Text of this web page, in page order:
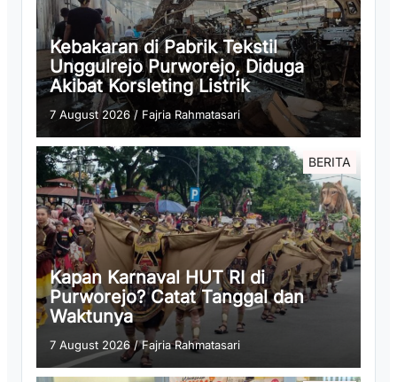
Kebakaran di Pabrik Tekstil
Unggulrejo Purworejo, Diduga
Akibat Korsleting Listrik
7 August 2026/ Fajria Rahmatasari
BERITA
Kapan Karnaval HUT RI di
Purworejo? Catat Tanggal dan
Waktunya
7 August 2026/Fajria Rahmatasari